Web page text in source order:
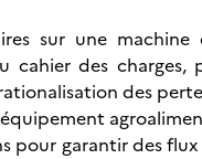
sur une
des charges,
des
pour garantir des